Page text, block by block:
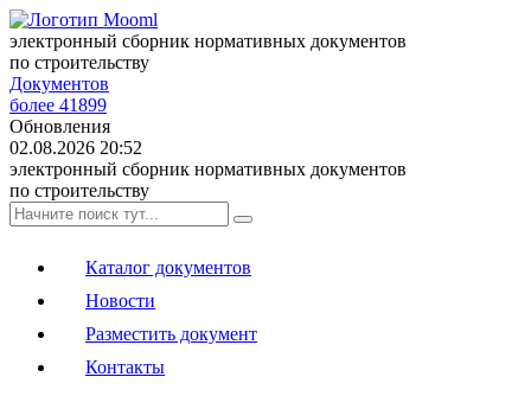
электронный сборник нормативных документов
по строительству
Документов
более 41899
Обновления
02.08.2026 20:52
электронный сборник нормативных документов
по строительству
Каталог документов
Новости
Разместить документ
Контакты